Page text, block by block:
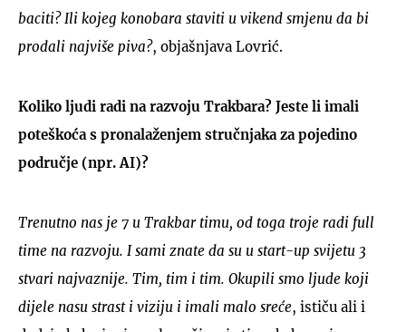
baciti? Ili kojeg konobara staviti u vikend smjenu da bi
prodali najviše piva?, objašnjava Lovrić.
Koliko ljudi radi na razvoju Trakbara? Jeste li imali
poteškoća s pronalaženjem stručnjaka za pojedino
područje (npr. AI)?
Trenutno nas je 7 u Trakbar timu, od toga troje radi full
time na razvoju. I sami znate da su u start-up svijetu 3
stvari najvaznije. Tim, tim i tim. Okupili smo ljude koji
dijele nasu strast i viziju i imali malo sreće, ističu ali i